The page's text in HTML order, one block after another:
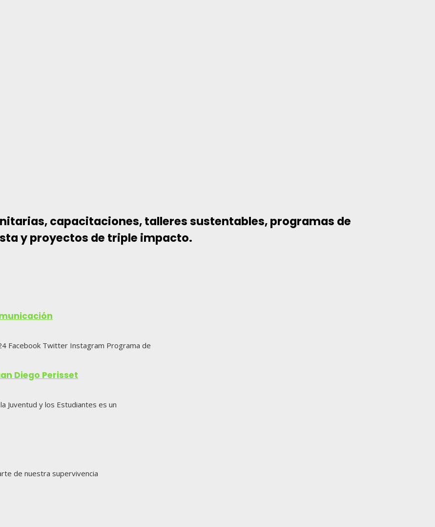
capacitaciones, talleres sustentables, programas de
y proyectos de triple impacto.
Facebook Twitter Instagram Programa de
Diego Perisset
Juventud y los Estudiantes es un
de nuestra supervivencia